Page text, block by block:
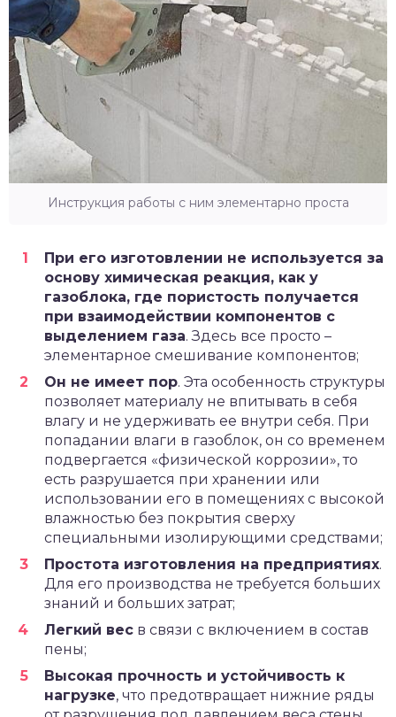
Инструкция работы с ним элементарно проста
При его изготовлении не используется за
основу химическая реакция, как у
газоблока, где пористость получается
при взаимодействии компонентов с
выделением газа. Здесь все просто –
элементарное смешивание компонентов;
Он не имеет пор. Эта особенность структуры
позволяет материалу не впитывать в себя
влагу и не удерживать ее внутри себя. При
попадании влаги в газоблок, он со временем
подвергается «физической коррозии», то
есть разрушается при хранении или
использовании его в помещениях с высокой
влажностью без покрытия сверху
специальными изолирующими средствами;
Простота изготовления на предприятиях.
Для его производства не требуется больших
знаний и больших затрат;
Легкий вес в связи с включением в состав
пены;
Высокая прочность и устойчивость к
нагрузке, что предотвращает нижние ряды